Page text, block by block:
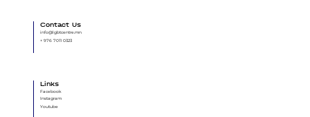
Contact Us
info@lgbtcentre.mn
+ 976 7011 0323
Links
Facebook
Instagram
Youtube